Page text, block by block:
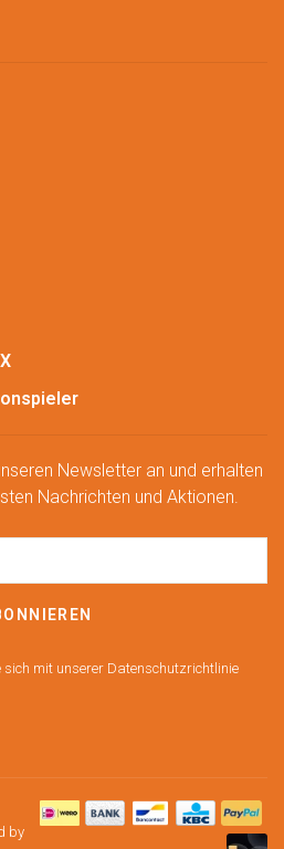
Newsletter an und erhalten
Nachrichten und Aktionen.
mit unserer Datenschutzrichtlinie
by